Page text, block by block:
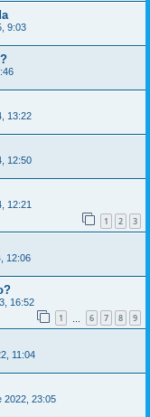
9:03
13:22
12:50
12:21
1 2 3
12:06
16:52
1 6 7 8 9
11:04
2022, 23:05